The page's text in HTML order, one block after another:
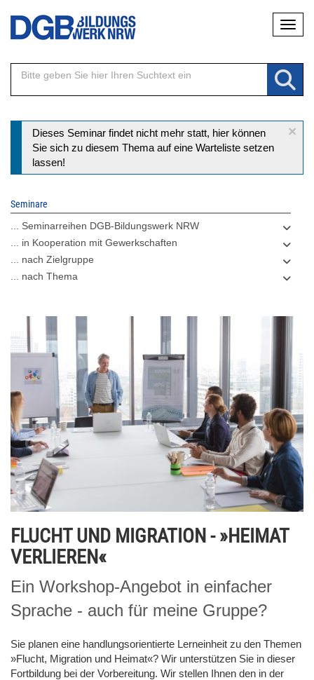
Direkt
Inhalt
×
Statusmeldung
Dieses Seminar findet nicht mehr statt, hier können
Sie sich zu diesem Thema auf eine Warteliste setzen
lassen!
Seminare
... Seminarreihen DGB-Bildungswerk NRW
... in Kooperation mit Gewerkschaften
... nach Zielgruppe
... nach Thema
FLUCHT UND MIGRATION - »HEIMAT
VERLIEREN«
Ein Workshop-Angebot in einfacher
Sprache - auch für meine Gruppe?
Sie planen eine handlungsorientierte Lerneinheit zu den Themen
»Flucht, Migration und Heimat«? Wir unterstützen Sie in dieser
Fortbildung bei der Vorbereitung. Wir stellen Ihnen den in der